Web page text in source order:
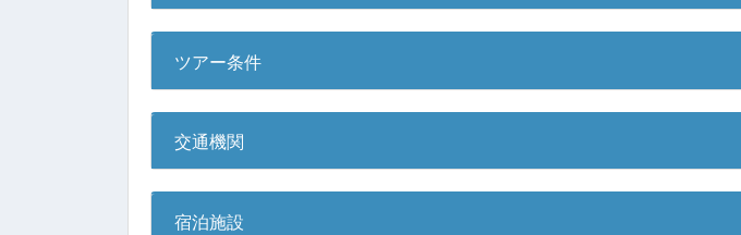
ツアー条件
交通機関
宿泊施設